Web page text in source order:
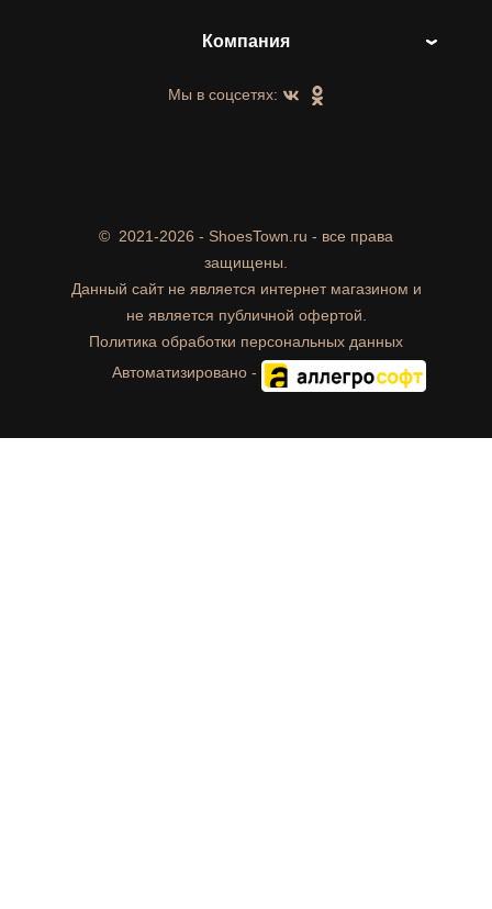
Компания
Мы в соцсетях:
© 2021-2026 - ShoesTown.ru - все права
защищены.
Данный сайт не является интернет магазином и
не является публичной офертой.
Политика обработки персональных данных
Автоматизировано -